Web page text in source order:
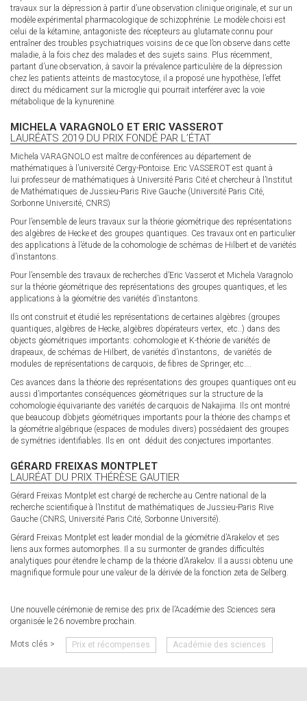
travaux sur la dépression à partir d’une observation clinique originale, et sur un
modèle expérimental pharmacologique de schizophrénie. Le modèle choisi est
celui de la kétamine, antagoniste des récepteurs au glutamate connu pour
entraîner des troubles psychiatriques voisins de ce que l’on observe dans cette
maladie, à la fois chez des malades et des sujets sains. Plus récemment,
partant d’une observation, à savoir la prévalence particulière de la dépression
chez les patients atteints de mastocytose, il a proposé une hypothèse, l’effet
direct du médicament sur la microglie qui pourrait interférer avec la voie
métabolique de la kynurenine.
MICHELA VARAGNOLO ET ERIC VASSEROT
LAURÉATS 2019 DU PRIX FONDÉ PAR L’ÉTAT
Michela VARAGNOLO est maître de conférences au département de
mathématiques à l’université Cergy-Pontoise. Eric VASSEROT est quant à
lui professeur de mathématiques à Université Paris Cité et chercheur à l’Institut
de Mathématiques de Jussieu-Paris Rive Gauche (Université Paris Cité,
Sorbonne Université, CNRS)
Pour l’ensemble de leurs travaux sur la théorie géométrique des représentations
des algèbres de Hecke et des groupes quantiques. Ces travaux ont en particulier
des applications à l’étude de la cohomologie de schémas de Hilbert et de variétés
d’instantons.
Pour l’ensemble des travaux de recherches d’Eric Vasserot et Michela Varagnolo
sur la théorie géométrique des représentations des groupes quantiques, et les
applications à la géométrie des variétés d’instantons.
Ils ont construit et étudié les représentations de certaines algèbres (groupes
quantiques, algèbres de Hecke, algèbres d’opérateurs vertex, etc..) dans des
objects géométriques importants: cohomologie et K-théorie de variétés de
drapeaux, de schémas de Hilbert, de variétés d’instantons, de variétés de
modules de représentations de carquois, de fibres de Springer, etc….
Ces avances dans la théorie des représentations des groupes quantiques ont eu
aussi d’importantes conséquences géométriques sur la structure de la
cohomologie équivariante des variétés de carquois de Nakajima. Ils ont montré
que beaucoup d’objets géométriques importants pour la théorie des champs et
la géométrie algébrique (espaces de modules divers) possédaient des groupes
de symétries identifiables. Ils en ont déduit des conjectures importantes.
GÉRARD FREIXAS MONTPLET
LAURÉAT DU PRIX THÉRÈSE GAUTIER
Gérard Freixas Montplet est chargé de recherche au Centre national de la
recherche scientifique à l’Institut de mathématiques de Jussieu-Paris Rive
Gauche (CNRS, Université Paris Cité, Sorbonne Université).
Gérard Freixas Montplet est leader mondial de la géométrie d’Arakelov et ses
liens aux formes automorphes. Il a su surmonter de grandes difficultés
analytiques pour étendre le champ de la théorie d’Arakelov. Il a aussi obtenu une
magnifique formule pour une valeur de la dérivée de la fonction zeta de Selberg.
Une nouvelle cérémonie de remise des prix de l’Académie des Sciences sera
organisée le 26 novembre prochain.
Mots clés > Prix et récompenses Académie des sciences